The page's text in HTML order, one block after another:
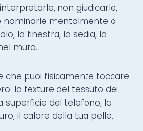
non giudicarle,
nominarle mentalmente o
la finestra, la sedia, la
muro.
che puoi fisicamente toccare
la texture del tessuto dei
superficie del telefono, la
il calore della tua pelle.